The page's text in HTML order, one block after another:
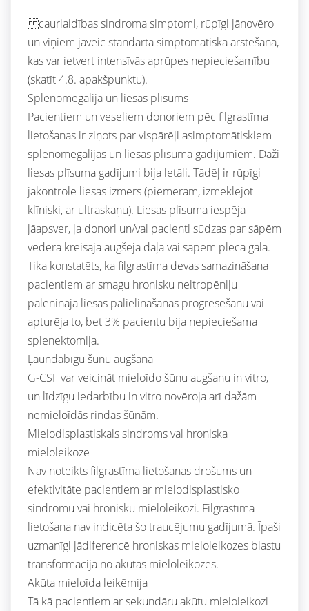
caurlaidības sindroma simptomi, rūpīgi jānovēro
un viņiem jāveic standarta simptomātiska ārstēšana,
kas var ietvert intensīvās aprūpes nepieciešamību
(skatīt 4.8. apakšpunktu).
Splenomegālija un liesas plīsums
Pacientiem un veseliem donoriem pēc filgrastīma
lietošanas ir ziņots par vispārēji asimptomātiskiem
splenomegālijas un liesas plīsuma gadījumiem. Daži
liesas plīsuma gadījumi bija letāli. Tādēļ ir rūpīgi
jākontrolē liesas izmērs (piemēram, izmeklējot
klīniski, ar ultraskaņu). Liesas plīsuma iespēja
jāapsver, ja donori un/vai pacienti sūdzas par sāpēm
vēdera kreisajā augšējā daļā vai sāpēm pleca galā.
Tika konstatēts, ka filgrastīma devas samazināšana
pacientiem ar smagu hronisku neitropēniju
palēnināja liesas palielināšanās progresēšanu vai
apturēja to, bet 3% pacientu bija nepieciešama
splenektomija.
Ļaundabīgu šūnu augšana
G-CSF var veicināt mieloīdo šūnu augšanu in vitro,
un līdzīgu iedarbību in vitro novēroja arī dažām
nemieloīdās rindas šūnām.
Mielodisplastiskais sindroms vai hroniska
mieloleikoze
Nav noteikts filgrastīma lietošanas drošums un
efektivitāte pacientiem ar mielodisplastisko
sindromu vai hronisku mieloleikozi. Filgrastīma
lietošana nav indicēta šo traucējumu gadījumā. Īpaši
uzmanīgi jādiferencē hroniskas mieloleikozes blastu
transformācija no akūtas mieloleikozes.
Akūta mieloīda leikēmija
Tā kā pacientiem ar sekundāru akūtu mieloleikozi